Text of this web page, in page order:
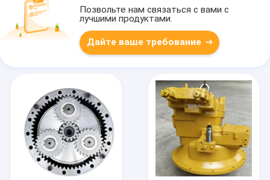
Позвольте нам связаться с вами с
лучшими продуктами.
Дайте ваше требование